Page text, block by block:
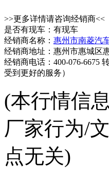
>>更多详情请咨询经销商<<
是否有现车：有现车
经销商名称： 惠州市南菱汽
经销商地址：惠州市惠城区
经销商电话：400-076-6675
受到更好的服务）
(本行情信
厂家行为/
点无关)